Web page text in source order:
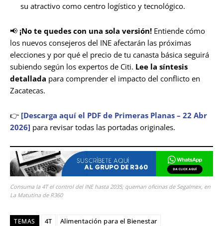
su atractivo como centro logístico y tecnológico.
📢 ¡No te quedes con una sola versión! Entiende cómo
los nuevos consejeros del INE afectarán las próximas
elecciones y por qué el precio de tu canasta básica seguirá
subiendo según los expertos de Citi. Lee la síntesis
detallada para comprender el impacto del conflicto en
Zacatecas.
👉 [Descarga aquí el PDF de Primeras Planas – 22 Abr
2026] para revisar todas las portadas originales.
Consuma la 4T el control del INE hasta 2035; queman oficinas de Segalmex, en
La Matutina de R360
TEMAS 4T
Alimentación para el Bienestar